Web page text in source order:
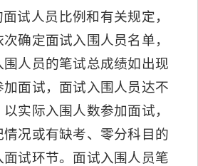
试人员比例和有关规定，
确定面试入围人员名单，
人员的笔试总成绩如出现
面试，面试入围人员达不
实际入围人数参加面试，
况或有缺考、零分科目的
面试环节。面试入围人员笔